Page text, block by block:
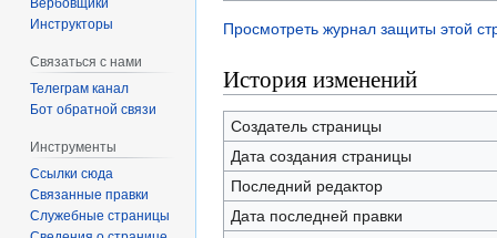
Просмотреть журнал защиты этой
История изменений
Создатель страницы
Дата создания страницы
Последний редактор
Дата последней правки
‏‎Вербовщики
Инструкторы
Связаться с нами
Телеграм канал
Бот обратной связи
Инструменты
Ссылки сюда
Связанные правки
Служебные страницы